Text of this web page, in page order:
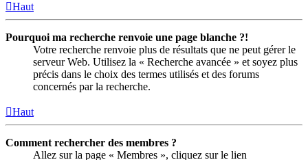
Haut
Pourquoi ma recherche renvoie une page blanche ?!
Votre recherche renvoie plus de résultats que ne peut gérer le
serveur Web. Utilisez la « Recherche avancée » et soyez plus
précis dans le choix des termes utilisés et des forums
concernés par la recherche.
Haut
Comment rechercher des membres ?
Allez sur la page « Membres », cliquez sur le lien